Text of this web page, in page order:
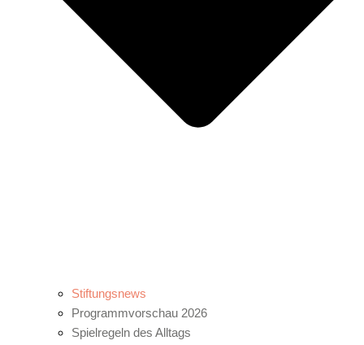
Stiftungsnews
Programmvorschau 2026
Spielregeln des Alltags